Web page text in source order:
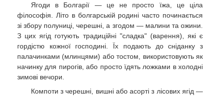
Ягоди в Болгарії — це не просто їжа, це ціла
філософія. Літо в болгарській родині часто починається
зі збору полуниці, черешні, а згодом — малини та ожини.
З цих ягід готують традиційні "сладка" (варення), які є
гордістю кожної господині. Їх подають до сніданку з
палачинками (млинцями) або тостом, використовують як
начинку для пирогів, або просто їдять ложками в холодні
зимові вечори.
Компоти з черешні, вишні або асорті з лісових ягід —